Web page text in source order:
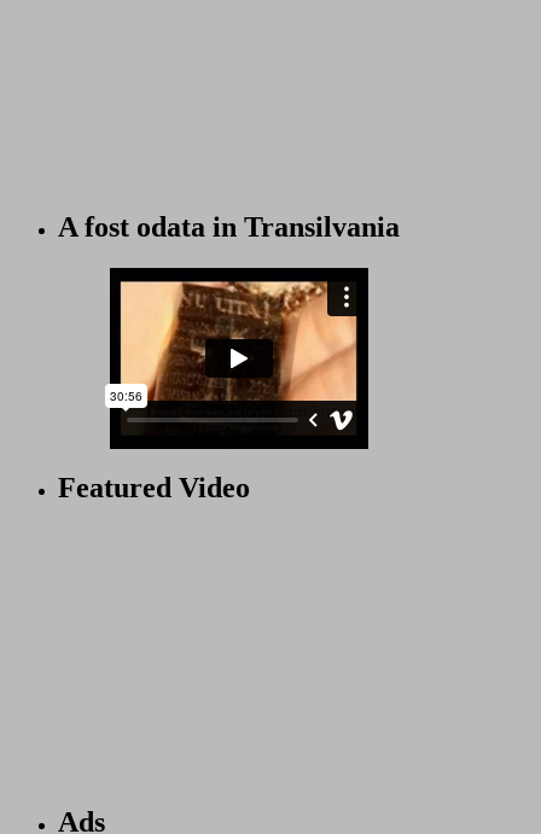
A fost odata in Transilvania
Featured Video
Ads